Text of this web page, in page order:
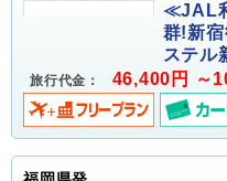
≪JAL
群!新
ステル
旅行代金： 46,400円 ～